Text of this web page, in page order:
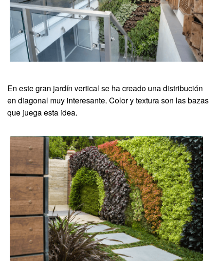
En este gran jardín vertical se ha creado una distribución
en diagonal muy interesante. Color y textura son las bazas
que juega esta idea.